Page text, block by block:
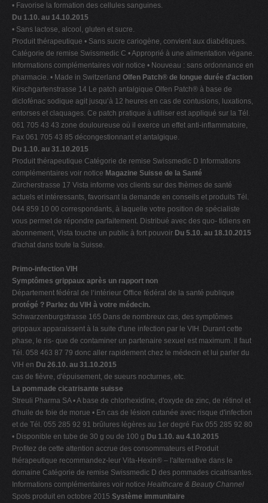
• Favorise la formation des cellules sanguines.
Du 1.10. au 14.10.2015
• Sans lactose, alcool, gluten et sucre.
Produit thérapeutique • Sans sucre cariogène, convient aux diabétiques.
Catégorie de remise Swissmedic C • Approprié à une alimentation végane.
Informations complémentaires voir notice • Nouveau : sans ordonnance en
pharmacie. • Made in Switzerland Olfen Patch® de longue durée d'action
Kirschgartenstrasse 14 Le patch antalgique Olfen Patch® à base de
diclofénac sodique agit jusqu‘à 12 heures en cas de contusions, luxations,
entorses et claquages. Ce patch pratique à utiliser est appliqué sur la Tél.
061 705 43 43 zone douloureuse où il exerce un effet anti-inflammatoire,
Fax 061 705 43 85 décongestionnant et antalgique.
Du 1.10. au 31.10.2015
Produit thérapeutique Catégorie de remise Swissmedic D Informations
complémentaires voir notice Magazine Suisse de la Santé
Zürcherstrasse 17 Vista informe vos clients sur des thèmes de santé
actuels et intéressants, favorisant la demande en conseils et produits Tél.
044 859 10 00 correspondants, à laquelle votre position de spécialiste
vous permet de répondre parfaitement. Distribué avec des quo- tidiens en
abonnement, Vista touche un public à fort pouvoir Du 5.10. au 18.10.2015
d'achat dans toute la Suisse.
Primo-infection VIH
Symptômes grippaux après un rapport non
Département fédéral de l‘intérieur Office fédéral de la santé publique
protégé ? Parlez du VIH à votre médecin.
Schwarzenburgstrasse 165 Dans de nombreux cas, des symptômes
grippaux apparaissent à la suite d'une infection par le VIH. Durant cette
phase, le ris- que de contaminer un partenaire sexuel est maximum. Il faut
Tél. 058 463 87 79 donc aller rapidement chez le médecin et lui parler du
VIH en Du 26.10. au 31.10.2015
cas de fièvre, d'épuisement, de sueurs nocturnes, etc.
La pommade cicatrisante suisse
Streuli Pharma SA • A base de chlorhexidine, d'oxyde de zinc, de rétinol et
d'huile de foie de morue • En cas de lésion cutanée avec risque d'infection
et de Tél. 055 285 92 91 brûlures légères au 1er degré Fax 055 285 92 80
• Disponible en tube de 30 g ou de 100 g Du 1.10. au 4.10.2015
Profitez de cette attention accrue des consommateurs et Produit
thérapeutique recommandez-leur Vita-Hexin® – l'alternative dans le
domaine Catégorie de remise Swissmedic D des pommades cicatrisantes.
Informations complémentaires voir notice Healthcare & Beauty Channel
Spots produit en octobre 2015 Système immunitaire